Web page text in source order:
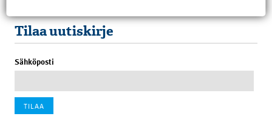
Tilaa uutiskirje
Sähköposti